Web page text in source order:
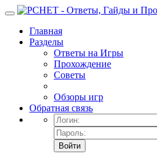
Главная
Разделы
Ответы на Игры
Прохождение
Советы
Обзоры игр
Обратная связь
Войти